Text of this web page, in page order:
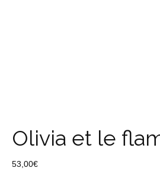
Olivia et le
53,00€